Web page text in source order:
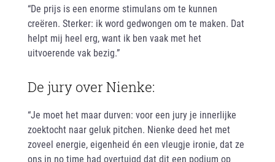
“De prijs is een enorme stimulans om te kunnen
creëren. Sterker: ik word gedwongen om te maken. Dat
helpt mij heel erg, want ik ben vaak met het
uitvoerende vak bezig.”
De jury over Nienke:
“Je moet het maar durven: voor een jury je innerlijke
zoektocht naar geluk pitchen. Nienke deed het met
zoveel energie, eigenheid én een vleugje ironie, dat ze
ons in no time had overtuigd dat dit een podium op